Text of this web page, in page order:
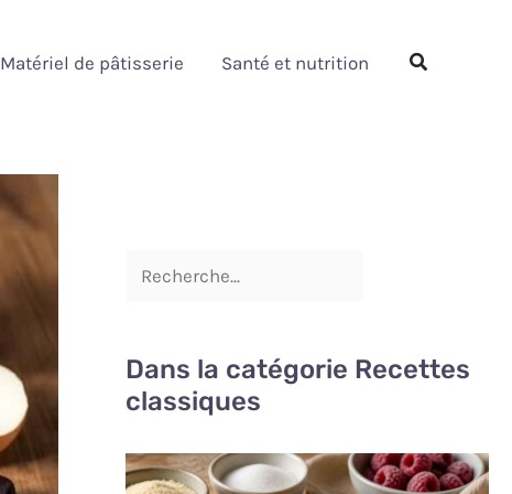
Matériel de pâtisserie Santé et nutrition Rechercher
Dans la catégorie Recettes
classiques